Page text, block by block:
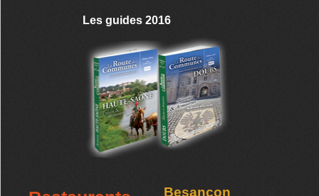
Les guides 2016
Besançon